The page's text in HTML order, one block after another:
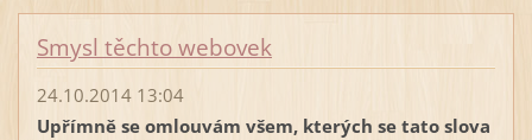
Smysl těchto webovek
24.10.2014 13:04
Upřímně se omlouvám všem, kterých se tato slova